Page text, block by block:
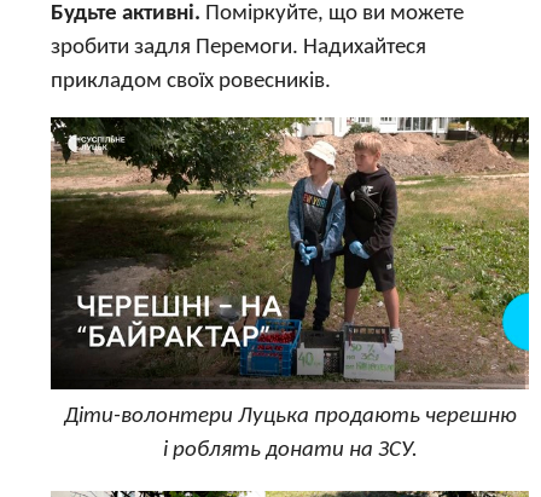
Будьте активні. Поміркуйте, що ви можете
зробити задля Перемоги. Надихайтеся
прикладом своїх ровесників.
Діти-волонтери Луцька продають черешню
і роблять донати на ЗСУ.